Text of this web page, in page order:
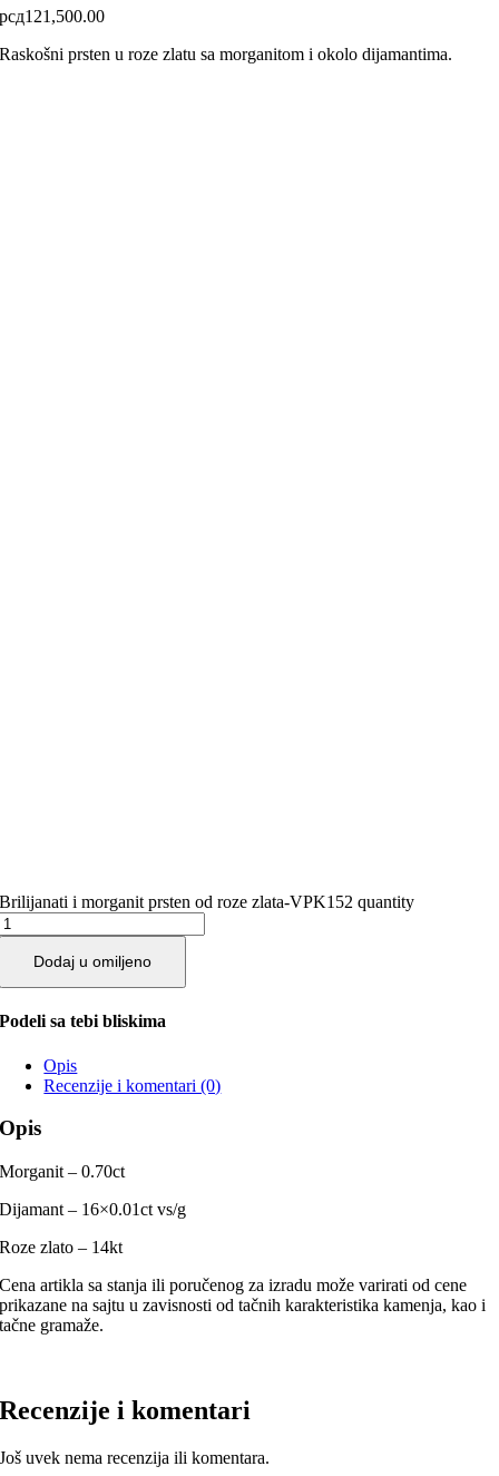
рсд121,500.00
Raskošni prsten u roze zlatu sa morganitom i okolo dijamantima.
Brilijanati i morganit prsten od roze zlata-VPK152 quantity
Dodaj u omiljeno
Podeli sa tebi bliskima
Opis
Recenzije i komentari (0)
Opis
Morganit – 0.70ct
Dijamant – 16×0.01ct vs/g
Roze zlato – 14kt
Cena artikla sa stanja ili poručenog za izradu može varirati od cene
prikazane na sajtu u zavisnosti od tačnih karakteristika kamenja, kao i
tačne gramaže.
Recenzije i komentari
Još uvek nema recenzija ili komentara.